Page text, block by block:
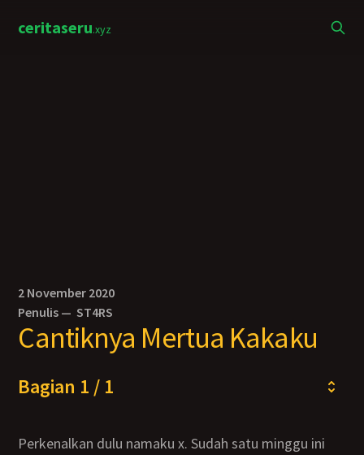
ceritaseru.xyz
2 November 2020
Penulis —ST4RS
Cantiknya Mertua Kakaku
Bagian 1 / 1
Perkenalkan dulu namaku x. Sudah satu minggu ini